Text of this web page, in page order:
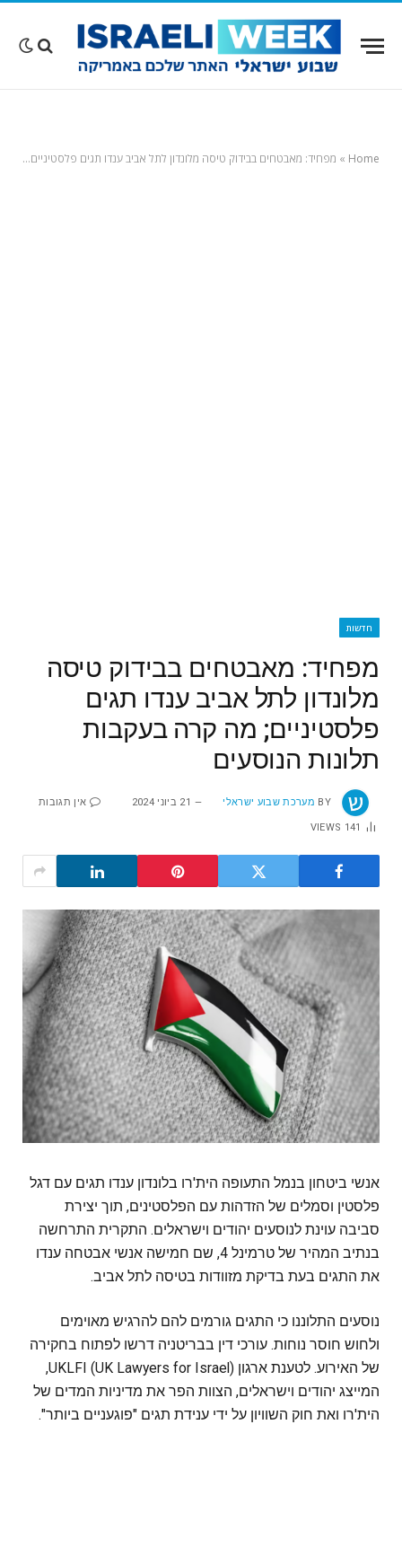
Home
» מפחיד: מאבטחים בבידוק טיסה מלונדון לתל אביב ענדו תגים פלסטיניים; מה קרה בעקבות תלונות הנוסעים
חדשות
מפחיד: מאבטחים בבידוק טיסה
מלונדון לתל אביב ענדו תגים
פלסטיניים; מה קרה בעקבות
תלונות הנוסעים
BY מערכת שבוע ישראלי 21 ביוני 2024 אין תגובות
141
VIEWS
אנשי ביטחון בנמל התעופה הית'רו בלונדון ענדו תגים עם דגל
פלסטין וסמלים של הזדהות עם הפלסטינים, תוך יצירת
סביבה עוינת לנוסעים יהודים וישראלים. התקרית התרחשה
בנתיב המהיר של טרמינל 4, שם חמישה אנשי אבטחה ענדו
את התגים בעת בדיקת מזוודות בטיסה לתל אביב.
נוסעים התלוננו כי התגים גורמים להם להרגיש מאוימים
ולחוש חוסר נוחות. עורכי דין בבריטניה דרשו לפתוח בחקירה
של האירוע. לטענת ארגון UKLFI (UK Lawyers for Israel),
המייצג יהודים וישראלים, הצוות הפר את מדיניות המדים של
הית'רו ואת חוק השוויון על ידי ענידת תגים "פוגעניים ביותר".